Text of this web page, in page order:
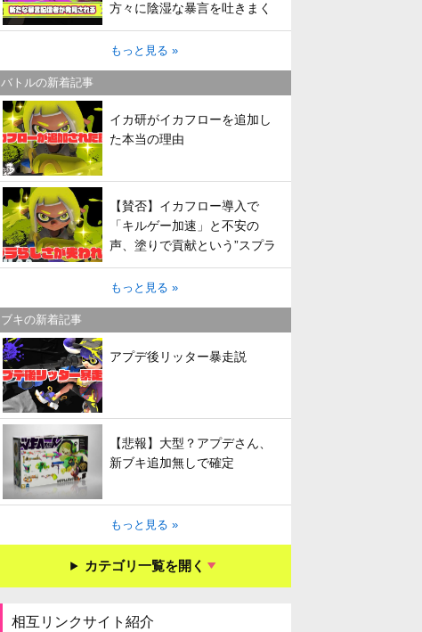
方々に陰湿な暴言を吐きまく
ってしまう
もっと見る »
バトルの新着記事
イカ研がイカフローを追加し
た本当の理由
【賛否】イカフロー導入で
「キルゲー加速」と不安の
声、塗りで貢献という”スプラ
らしさ”は失われてしまうのか
もっと見る »
ブキの新着記事
アプデ後リッター暴走説
【悲報】大型？アプデさん、
新ブキ追加無しで確定
もっと見る »
カテゴリ一覧を開く
相互リンクサイト紹介